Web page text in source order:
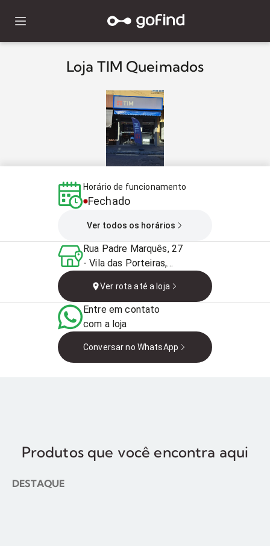
Loja TIM Queimados
Horário de funcionamento
Fechado
Ver todos os horários
Rua Padre Marquês, 27
- Vila das Porteiras,
26310-250, Brasil
Ver rota até a loja
Entre em contato
com a loja
Conversar no WhatsApp
Produtos que você encontra aqui
DESTAQUE